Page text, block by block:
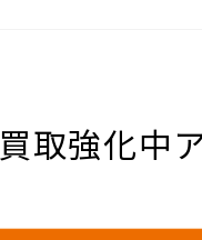
買取強化中